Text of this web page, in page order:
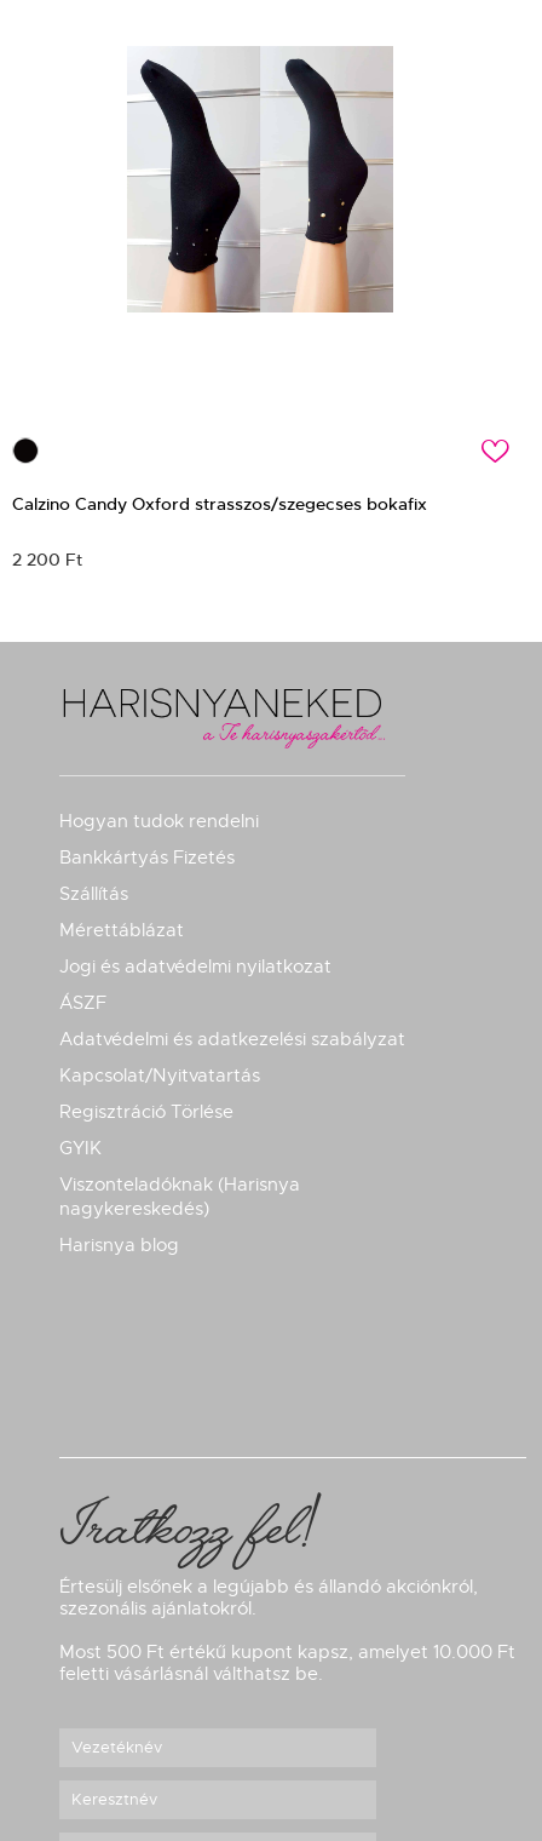
c
Calzino Candy Oxford strasszos/szegecses bokafix
2 200 Ft
Hogyan tudok rendelni
Bankkártyás Fizetés
Szállítás
Mérettáblázat
Jogi és adatvédelmi nyilatkozat
ÁSZF
Adatvédelmi és adatkezelési szabályzat
Kapcsolat/Nyitvatartás
Regisztráció Törlése
GYIK
Viszonteladóknak (Harisnya
nagykereskedés)
Harisnya blog
Iratkozz fel!
Értesülj elsőnek a legújabb és állandó akciónkról,
szezonális ajánlatokról.
Most 500 Ft értékű kupont kapsz, amelyet 10.000 Ft
feletti vásárlásnál válthatsz be.